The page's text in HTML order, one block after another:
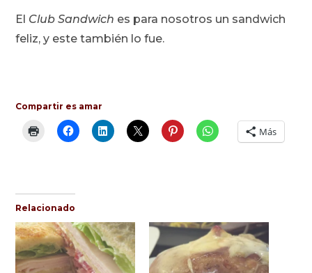
El Club Sandwich es para nosotros un sandwich
feliz, y este también lo fue.
Compartir es amar
Más
Relacionado